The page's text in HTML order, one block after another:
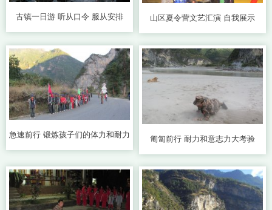
古镇一日游 听从口令 服从安排 山区夏令营文艺汇演 自我展示
急速前行 锻炼孩子们的体力和耐力 匍匐前行 耐力和意志力大考验